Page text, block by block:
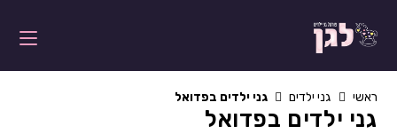
ראשי גני ילדים גני ילדים בפדואל
גני ילדים בפדואל